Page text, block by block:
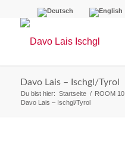
Davo Lais – Ischgl/Tyrol
Du bist hier: Startseite / ROOM 10
Davo Lais – Ischgl/Tyrol